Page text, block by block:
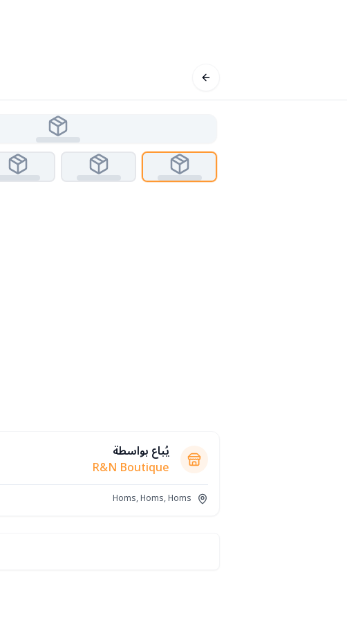
يُباع بواسطة
R&N Boutique
Homs, Homs, Homs